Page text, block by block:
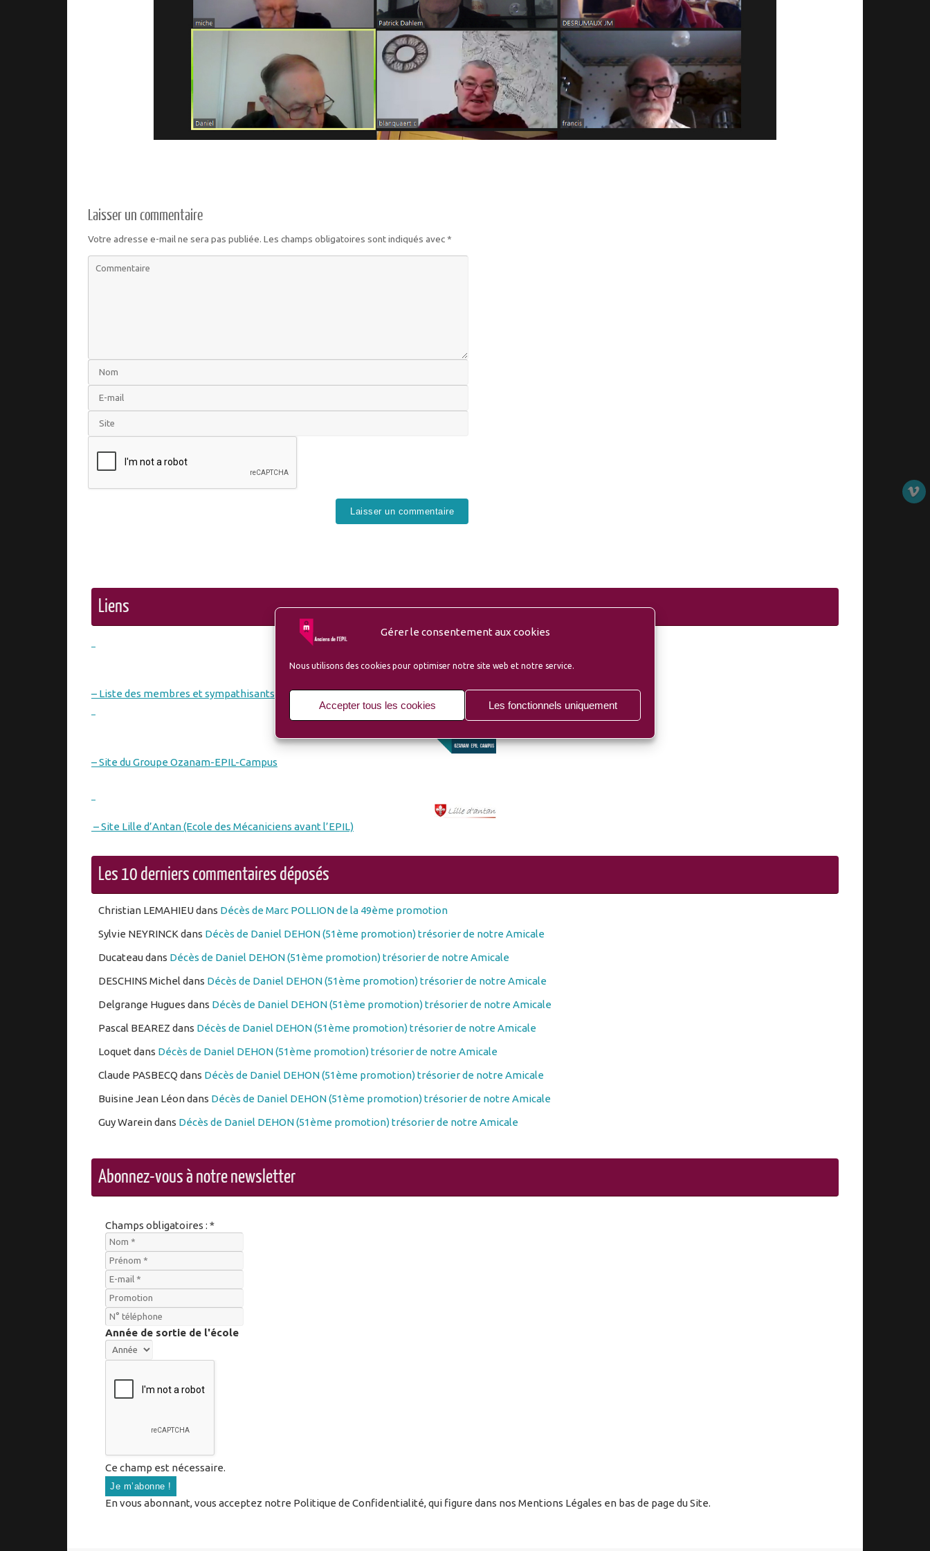
Gérer le consentement aux cookies
Nous utilisons des cookies pour optimiser notre site web et notre service.
Accepter tous les cookies Les fonctionnels uniquement
Laisser un commentaire
Votre adresse e-mail ne sera pas publiée. Les champs obligatoires sont indiqués avec *
Liens
– Liste des membres et sympathisants de l’Amicale
– Site du Groupe Ozanam-EPIL-Campus
– Site Lille d’Antan (Ecole des Mécaniciens avant l’EPIL)
Les 10 derniers commentaires déposés
Christian LEMAHIEUdans Décès de Marc POLLION de la 49ème promotion
Sylvie NEYRINCK dans Décès de Daniel DEHON (51ème promotion) trésorier de notre Amicale
Ducateaudans Décès de Daniel DEHON (51ème promotion) trésorier de notre Amicale
DESCHINS Michel dans Décès de Daniel DEHON (51ème promotion) trésorier de notre Amicale
Delgrange Hugues dans Décès de Daniel DEHON (51ème promotion) trésorier de notre Amicale
Pascal BEAREZ dans Décès de Daniel DEHON (51ème promotion) trésorier de notre Amicale
Loquet dans Décès de Daniel DEHON (51ème promotion) trésorier de notre Amicale
Claude PASBECQ dans Décès de Daniel DEHON (51ème promotion) trésorier de notre Amicale
Buisine Jean Léondans Décès de Daniel DEHON (51ème promotion) trésorier de notre Amicale
Guy Wareindans Décès de Daniel DEHON (51ème promotion) trésorier de notre Amicale
Abonnez-vous à notre newsletter
Champs obligatoires : *
Année de sortie de l'école
Ce champ est nécessaire.
En vous abonnant, vous acceptez notre Politique de Confidentialité, qui figure dans nos Mentions Légales en bas de page du Site.